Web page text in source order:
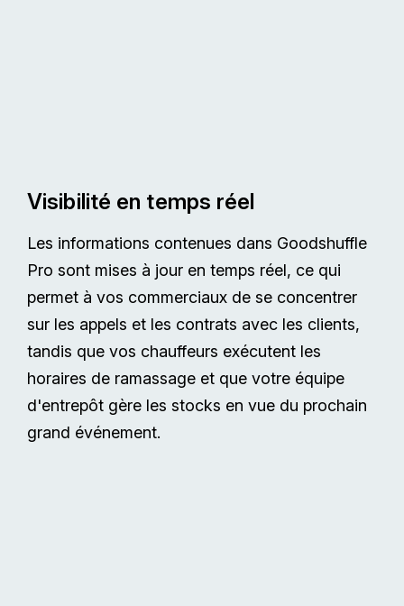
Visibilité en temps réel
Les informations contenues dans Goodshuffle
Pro sont mises à jour en temps réel, ce qui
permet à vos commerciaux de se concentrer
sur les appels et les contrats avec les clients,
tandis que vos chauffeurs exécutent les
horaires de ramassage et que votre équipe
d'entrepôt gère les stocks en vue du prochain
grand événement.